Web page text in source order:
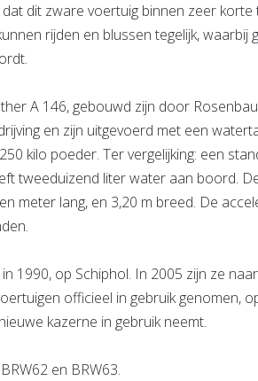
dit zware voertuig binnen zeer korte
rijden en blussen tegelijk, waarbij
A 146, gebouwd zijn door
en zijn uitgevoerd met een
kilo poeder. Ter vergelijking: een
tweeduizend liter water aan boord.
meter lang, en 3,20 m breed. De
1990, op Schiphol. In 2005 zijn ze
officieel in gebruik genomen,
kazerne in gebruik neemt.
en BRW63.